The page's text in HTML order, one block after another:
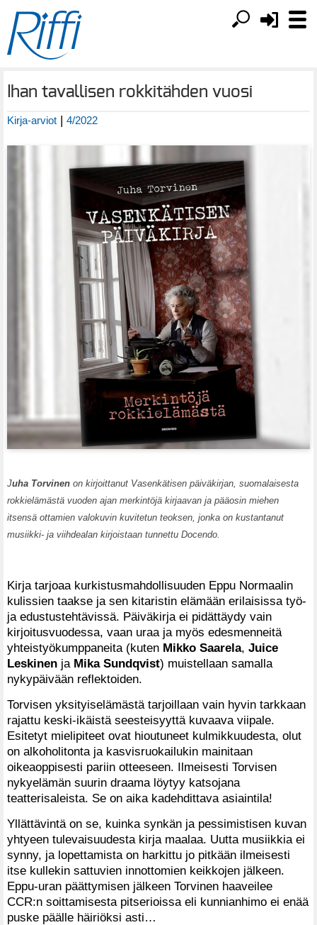
Ihan tavallisen rokkitähden vuosi
Kirja-arviot | 4/2022
Juha Torvinen on kirjoittanut Vasenkätisen päiväkirjan, suomalaisesta
rokkielämästä vuoden ajan merkintöjä kirjaavan ja pääosin miehen
itsensä ottamien valokuvin kuvitetun teoksen, jonka on kustantanut
musiikki- ja viihdealan kirjoistaan tunnettu Docendo.
Kirja tarjoaa kurkistusmahdollisuuden Eppu Normaalin
kulissien taakse ja sen kitaristin elämään erilaisissa työ-
ja edustustehtävissä. Päiväkirja ei pidättäydy vain
kirjoitusvuodessa, vaan uraa ja myös edesmenneitä
yhteistyökumppaneita (kuten Mikko Saarela, Juice
Leskinen ja Mika Sundqvist) muistellaan samalla
nykypäivään reflektoiden.
Torvisen yksityiselämästä tarjoillaan vain hyvin tarkkaan
rajattu keski-ikäistä seesteisyyttä kuvaava viipale.
Esitetyt mielipiteet ovat hioutuneet kulmikkuudesta, olut
on alkoholitonta ja kasvisruokailukin mainitaan
oikeaoppisesti pariin otteeseen. Ilmeisesti Torvisen
nykyelämän suurin draama löytyy katsojana
teatterisaleista. Se on aika kadehdittava asiaintila!
Yllättävintä on se, kuinka synkän ja pessimistisen kuvan
yhtyeen tulevaisuudesta kirja maalaa. Uutta musiikkia ei
synny, ja lopettamista on harkittu jo pitkään ilmeisesti
itse kullekin sattuvien innottomien keikkojen jälkeen.
Eppu-uran päättymisen jälkeen Torvinen haaveilee
CCR:n soittamisesta pitserioissa eli kunnianhimo ei enää
puske päälle häiriöksi asti…